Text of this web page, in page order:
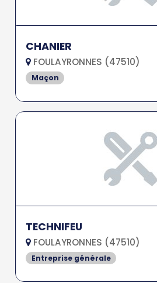
CHANIER
FOULAYRONNES (47510)
Maçon
TECHNIFEU
FOULAYRONNES (47510)
Entreprise générale